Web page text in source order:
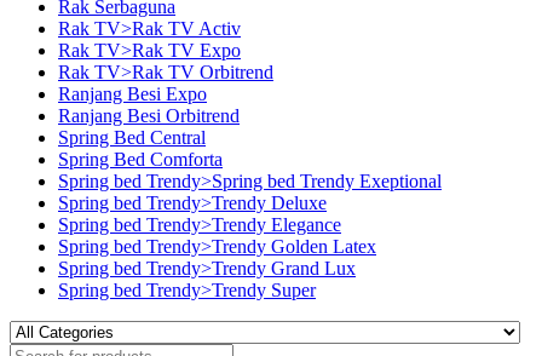
Rak Serbaguna
Rak TV>Rak TV Activ
Rak TV>Rak TV Expo
Rak TV>Rak TV Orbitrend
Ranjang Besi Expo
Ranjang Besi Orbitrend
Spring Bed Central
Spring Bed Comforta
Spring bed Trendy>Spring bed Trendy Exeptional
Spring bed Trendy>Trendy Deluxe
Spring bed Trendy>Trendy Elegance
Spring bed Trendy>Trendy Golden Latex
Spring bed Trendy>Trendy Grand Lux
Spring bed Trendy>Trendy Super